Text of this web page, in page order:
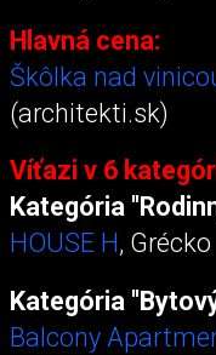
Hlavná cena:
Škôlka nad
(architekti.sk)
Víťazi v 6
Kategória
HOUSE H, Grécko
Kategória
Balcony